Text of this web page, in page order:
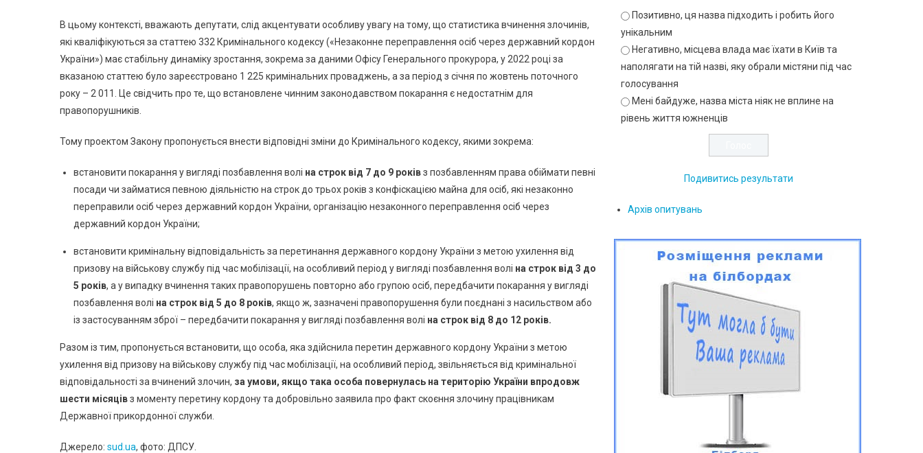
В цьому контексті, вважають депутати, слід акцентувати особливу увагу на тому, що статистика вчинення злочинів,
які кваліфікуються за статтею 332 Кримінального кодексу («Незаконне переправлення осіб через державний кордон
України») має стабільну динаміку зростання, зокрема за даними Офісу Генерального прокурора, у 2022 році за
вказаною статтею було зареєстровано 1 225 кримінальних проваджень, а за період з січня по жовтень поточного
року – 2 011. Це свідчить про те, що встановлене чинним законодавством покарання є недостатнім для
правопорушників.
Тому проектом Закону пропонується внести відповідні зміни до Кримінального кодексу, якими зокрема:
встановити покарання у вигляді позбавлення волі на строк від 7 до 9 роківз позбавленням права обіймати певні
посади чи займатися певною діяльністю на строк до трьох років з конфіскацією майна для осіб, які незаконно
переправили осіб через державний кордон України, організацію незаконного переправлення осіб через
державний кордон України;
встановити кримінальну відповідальність за перетинання державного кордону України з метою ухилення від
призову на військову службу під час мобілізації, на особливий період у вигляді позбавлення волі на строк від 3 до
5 років, а у випадку вчинення таких правопорушень повторно або групою осіб, передбачити покарання у вигляді
позбавлення волі на строк від 5 до 8 років, якщо ж, зазначені правопорушення були поєднані з насильством або
із застосуванням зброї – передбачити покарання у вигляді позбавлення волі на строк від 8 до 12 років.
Разом із тим, пропонується встановити, що особа, яка здійснила перетин державного кордону України з метою
ухилення від призову на військову службу під час мобілізації, на особливий період, звільняється від кримінальної
відповідальності за вчинений злочин, за умови, якщо така особа повернулась на територію України впродовж
шести місяцівз моменту перетину кордону та добровільно заявила про факт скоєння злочину працівникам
Державної прикордонної служби.
Джерело: sud.ua, фото: ДПСУ.
Позитивно, ця назва підходить і робить його
унікальним
Негативно, місцева влада має їхати в Київ та
наполягати на тій назві, яку обрали містяни під час
голосування
Мені байдуже, назва міста ніяк не вплине на
рівень життя южненців
Подивитись результати
Архів опитувань